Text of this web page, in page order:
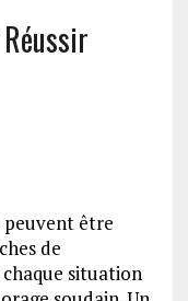
peuvent être
de
situation